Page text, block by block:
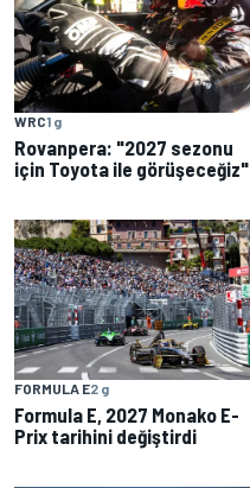
WRC1 g
Rovanpera: "2027 sezonu
için Toyota ile görüşeceğiz"
FORMULA E2 g
Formula E, 2027 Monako E-
Prix tarihini değiştirdi